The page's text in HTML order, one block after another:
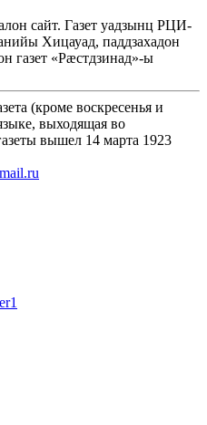
сайт. Газет уадзынц РЦИ-
Хицауад, паддзахадон
газет «Рæстдзинад»-ы
(кроме воскресенья и
выходящая во
вышел 14 марта 1923